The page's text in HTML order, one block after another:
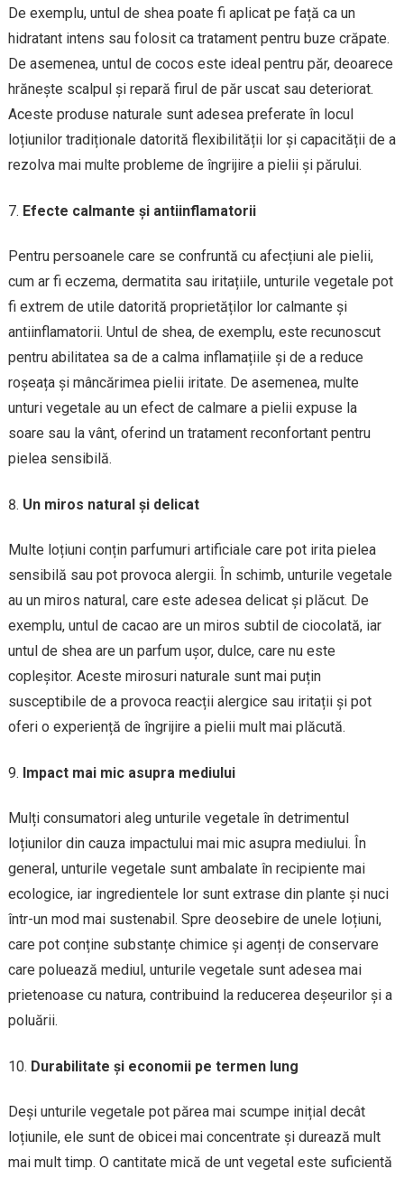
De exemplu, untul de shea poate fi aplicat pe față ca un
hidratant intens sau folosit ca tratament pentru buze crăpate.
De asemenea, untul de cocos este ideal pentru păr, deoarece
hrănește scalpul și repară firul de păr uscat sau deteriorat.
Aceste produse naturale sunt adesea preferate în locul
loțiunilor tradiționale datorită flexibilității lor și capacității de a
rezolva mai multe probleme de îngrijire a pielii și părului.
Efecte calmante și antiinflamatorii
Pentru persoanele care se confruntă cu afecțiuni ale pielii,
cum ar fi eczema, dermatita sau iritațiile, unturile vegetale pot
fi extrem de utile datorită proprietăților lor calmante și
antiinflamatorii. Untul de shea, de exemplu, este recunoscut
pentru abilitatea sa de a calma inflamațiile și de a reduce
roșeața și mâncărimea pielii iritate. De asemenea, multe
unturi vegetale au un efect de calmare a pielii expuse la
soare sau la vânt, oferind un tratament reconfortant pentru
pielea sensibilă.
Un miros natural și delicat
Multe loțiuni conțin parfumuri artificiale care pot irita pielea
sensibilă sau pot provoca alergii. În schimb, unturile vegetale
au un miros natural, care este adesea delicat și plăcut. De
exemplu, untul de cacao are un miros subtil de ciocolată, iar
untul de shea are un parfum ușor, dulce, care nu este
copleșitor. Aceste mirosuri naturale sunt mai puțin
susceptibile de a provoca reacții alergice sau iritații și pot
oferi o experiență de îngrijire a pielii mult mai plăcută.
Impact mai mic asupra mediului
Mulți consumatori aleg unturile vegetale în detrimentul
loțiunilor din cauza impactului mai mic asupra mediului. În
general, unturile vegetale sunt ambalate în recipiente mai
ecologice, iar ingredientele lor sunt extrase din plante și nuci
într-un mod mai sustenabil. Spre deosebire de unele loțiuni,
care pot conține substanțe chimice și agenți de conservare
care poluează mediul, unturile vegetale sunt adesea mai
prietenoase cu natura, contribuind la reducerea deșeurilor și a
poluării.
Durabilitate și economii pe termen lung
Deși unturile vegetale pot părea mai scumpe inițial decât
loțiunile, ele sunt de obicei mai concentrate și durează mult
mai mult timp. O cantitate mică de unt vegetal este suficientă